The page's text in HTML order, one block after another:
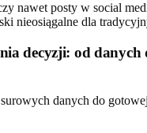
nawet posty w social
nieosiągalne dla
decyzji: od danych
danych do